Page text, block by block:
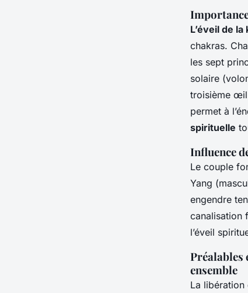
L’éveil de
chakras.
les sept
solaire
troisième œil
permet à
spirituelle
Influence
Le couple
Yang
engendre
canalisation
l’éveil
Préalables
ensemble
La libération